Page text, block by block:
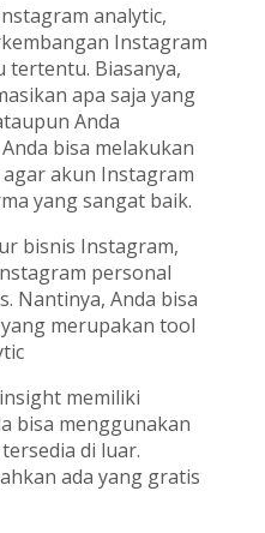
analytic,
Instagram
tertentu. Biasanya,
apa saja yang
Anda
bisa melakukan
akun Instagram
yang sangat baik.
bisnis Instagram,
personal
Nantinya, Anda bisa
merupakan tool
memiliki
bisa menggunakan
di luar.
ada yang gratis